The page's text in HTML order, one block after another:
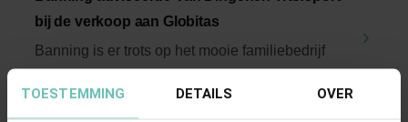
TOESTEMMING DETAILS OVER
bij de verkoop aan Globitas
Banning is er trots op het mooie familiebedrijf
de ...